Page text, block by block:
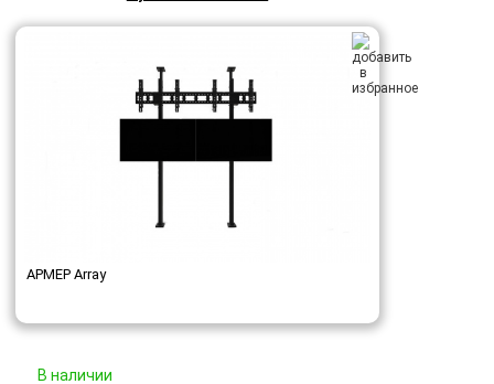
АРМЕР Array
В наличии